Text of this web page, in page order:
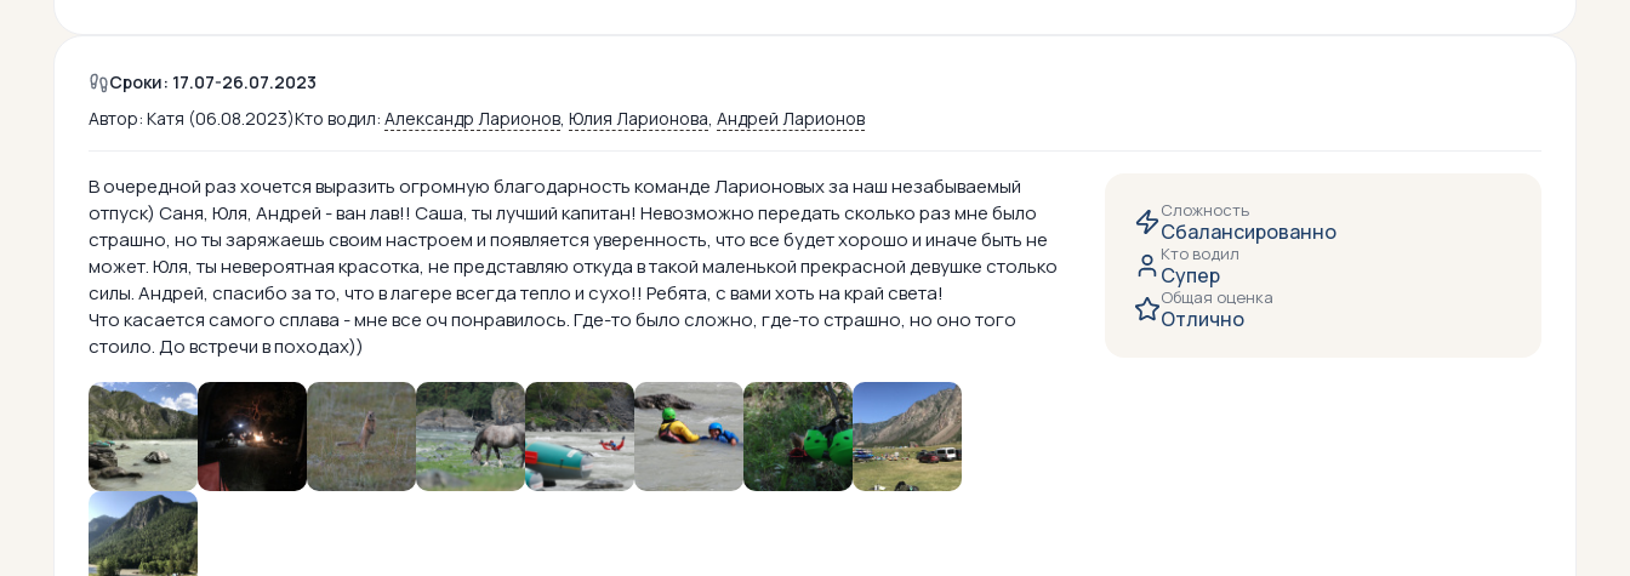
Сроки: 17.07-26.07.2023
Автор: Катя (06.08.2023)Кто водил: Александр Ларионов, Юлия Ларионова, Андрей Ларионов
В очередной раз хочется выразить огромную благодарность команде Ларионовых за наш незабываемый
отпуск) Саня, Юля, Андрей - ван лав!! Саша, ты лучший капитан! Невозможно передать сколько раз мне было
страшно, но ты заряжаешь своим настроем и появляется уверенность, что все будет хорошо и иначе быть не
может. Юля, ты невероятная красотка, не представляю откуда в такой маленькой прекрасной девушке столько
силы. Андрей, спасибо за то, что в лагере всегда тепло и сухо!! Ребята, с вами хоть на край света!
Что касается самого сплава - мне все оч понравилось. Где-то было сложно, где-то страшно, но оно того
стоило. До встречи в походах))
Сложность
Сбалансированно
Кто водил
Супер
Общая оценка
Отлично